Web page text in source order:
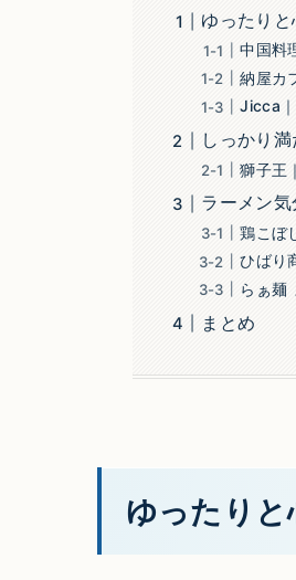
ゆったり
中国料
納屋カ
Jicca
しっかり
獅子王
ラーメン
鶏こぼ
ひばり
らぁ麺
まとめ
ゆったり